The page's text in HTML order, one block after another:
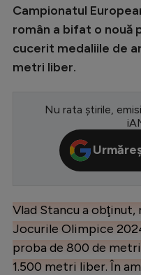
CM 2026
Premier
Serie A
Ligue 1
Campionatul
român a bifat o nouă
cucerit medaliile de
metri liber.
Nu rata știrile,
Vlad Stancu a
Jocurile Olimpice
proba de 800 de
1.500 metri liber. În